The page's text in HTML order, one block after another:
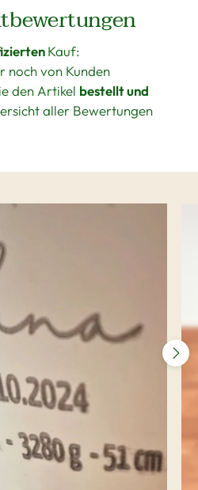
Kauf:
noch von Kunden
den Artikel bestellt und
aller Bewertungen